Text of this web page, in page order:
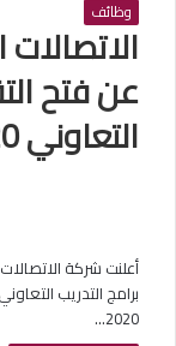
وظائف
عن فتح
التعاوني 2020
2020…